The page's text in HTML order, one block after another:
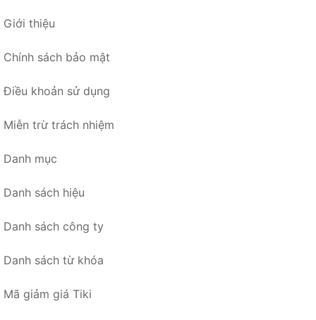
Giới thiệu
Chính sách bảo mật
Điều khoản sử dụng
Miễn trừ trách nhiệm
Danh mục
Danh sách hiệu
Danh sách công ty
Danh sách từ khóa
Mã giảm giá Tiki